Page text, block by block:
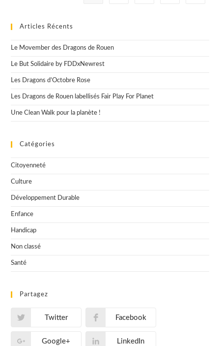
Articles Récents
Le Movember des Dragons de Rouen
Le But Solidaire by FDDxNewrest
Les Dragons d’Octobre Rose
Les Dragons de Rouen labellisés Fair Play For Planet
Une Clean Walk pour la planète !
Catégories
Citoyenneté
Culture
Développement Durable
Enfance
Handicap
Non classé
Santé
Partagez
Twitter Facebook
Google+ LinkedIn